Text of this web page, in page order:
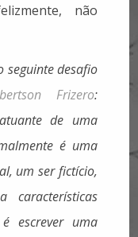
não
seguinte desafio
Frizero:
de uma
é uma
um ser fictício,
características
escrever uma